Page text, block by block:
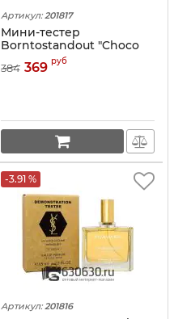
Артикул: 201817
Мини-тестер
Borntostandout "Choco
Loco" 65 ml
384 369 руб
-3.91 %
Артикул: 201816